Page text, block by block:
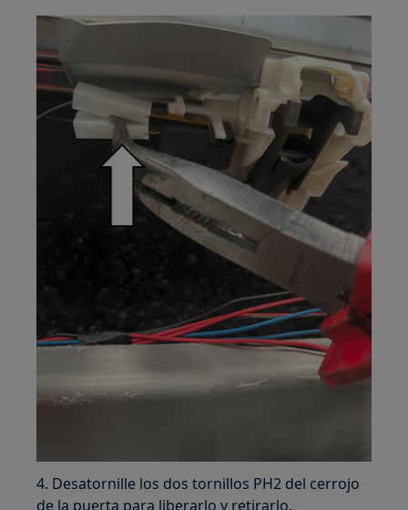
4. Desatornille los dos tornillos PH2 del cerrojo
de la puerta para liberarlo y retirarlo.